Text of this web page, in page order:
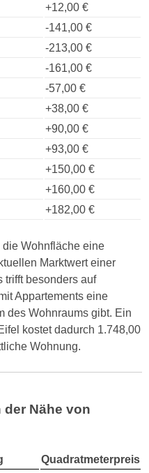
+12,00 €
-141,00 €
-213,00 €
-161,00 €
-57,00 €
+38,00 €
+90,00 €
+93,00 €
+150,00 €
+160,00 €
+182,00 €
Wohnfläche eine
Marktwert einer
trifft besonders auf
Appartements eine
des Wohnraums gibt. Ein
kostet dadurch 1.748,00
Wohnung.
der Nähe von
Quadratmeterpreis